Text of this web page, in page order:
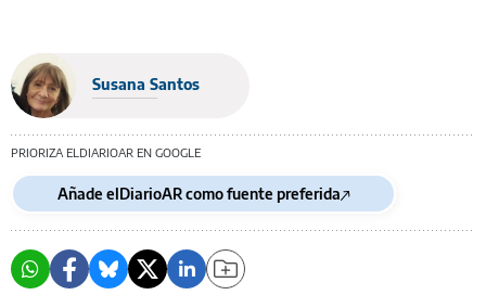
Susana Santos
PRIORIZA ELDIARIOAR EN GOOGLE
Añade elDiarioAR como fuente preferida